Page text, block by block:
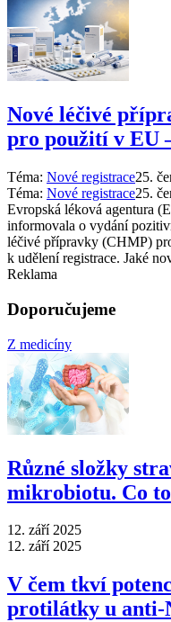
Nové léčivé
pro použití v EU
Téma: Nové registrace25.
Téma: Nové registrace25.
Evropská léková agentura
informovala o vydání
léčivé přípravky (CHMP)
k udělení registrace. Jaké
Reklama
Doporučujeme
Z medicíny
Různé složky
mikrobiotu. Co
12. září 2025
12. září 2025
V čem tkví
protilátky u anti-